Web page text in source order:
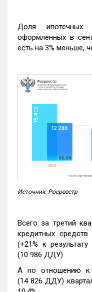
Доля
оформленных в
есть на 3% меньше,
Источник: Росреестр
Всего за третий
кредитных
(+21% к
(10 986 ДДУ).
А по отношению
(14 826 ДДУ)